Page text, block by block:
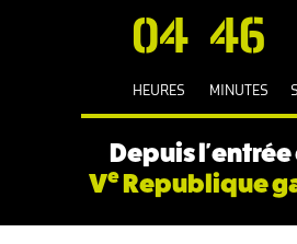
04
HEURES
46
MINUTES
Depuis l'entrée
VeRepublique